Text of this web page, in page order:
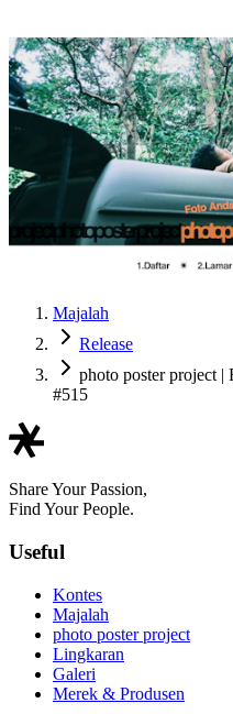
Majalah
Release
photo poster project |
#515
Share Your Passion,
Find Your People.
Useful
Kontes
Majalah
photo poster project
Lingkaran
Galeri
Merek & Produsen